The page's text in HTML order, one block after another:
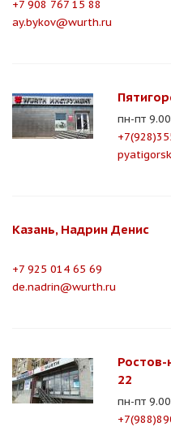
+7 908 767 15 88
ay.bykov@wurth.ru
пн-пт
Казань, Надрин Денис
+7 925 014 65 69
de.nadrin@wurth.ru
Ростов-
22
пн-пт